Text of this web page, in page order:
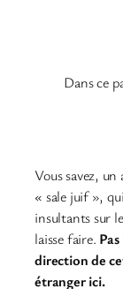
Dans ce
Vous savez,
« sale juif »,
insultants sur
laisse faire.
direction de
étranger ici.